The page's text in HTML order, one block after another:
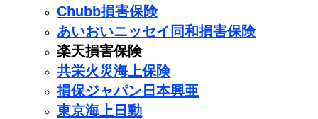
Chubb損害保険
あいおいニッセイ同和損害保険
楽天損害保険
共栄火災海上保険
損保ジャパン日本興亜
東京海上日動